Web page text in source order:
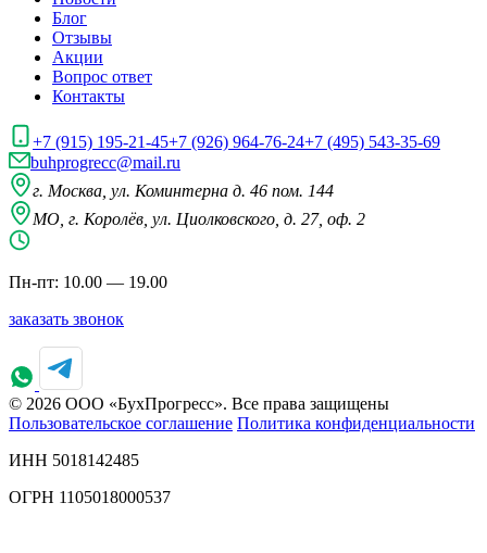
Блог
Отзывы
Акции
Вопрос ответ
Контакты
+7 (915) 195-21-45+7 (926) 964-76-24+7 (495) 543-35-69
buhprogrecc@mail.ru
г. Москва, ул. Коминтерна д. 46 пом. 144
МО, г. Королёв, ул. Циолковского, д. 27, оф. 2
Пн-пт: 10.00 — 19.00
заказать звонок
© 2026 ООО «БухПрогресс». Все права защищены
Пользовательское соглашение Политика конфиденциальности
ИНН 5018142485
ОГРН 1105018000537